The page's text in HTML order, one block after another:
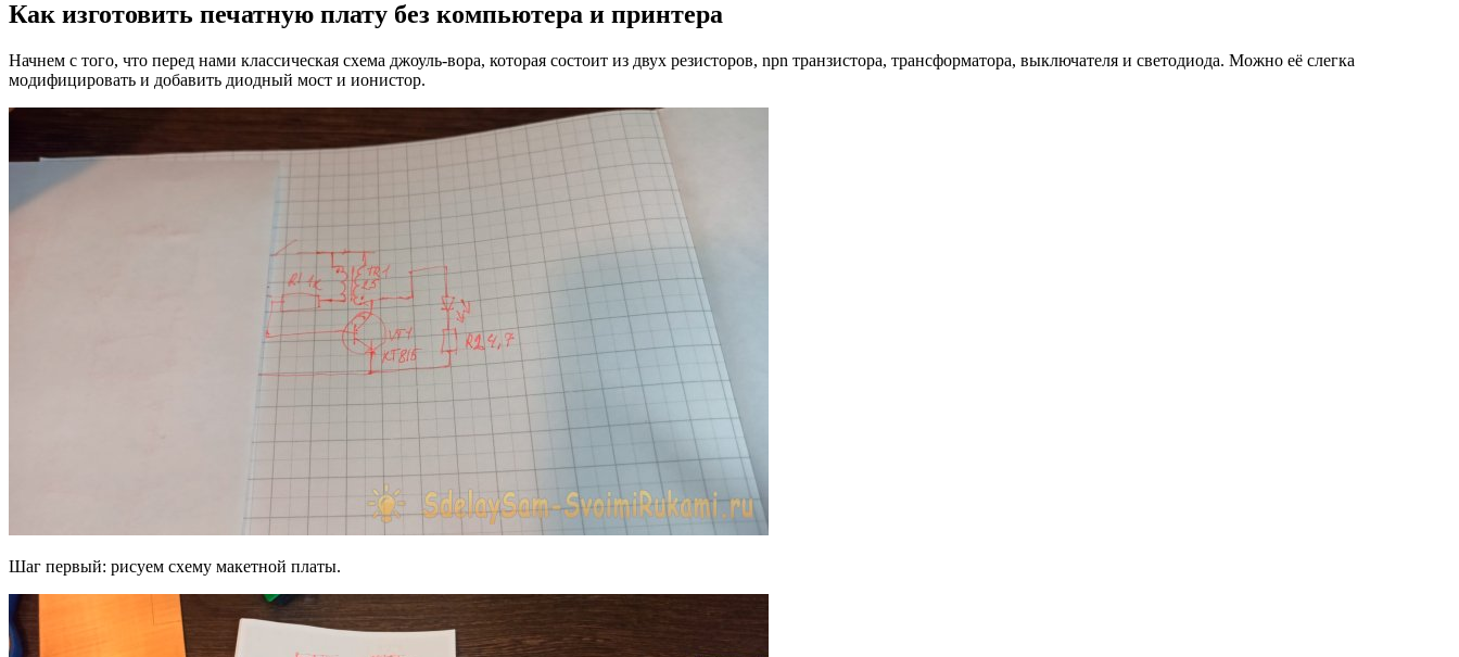
Как изготовить печатную плату без компьютера и принтера
Начнем с того, что перед нами классическая схема джоуль-вора, которая состоит из двух резисторов, npn транзистора, трансформатора, выключателя и светодиода. Можно её слегка
модифицировать и добавить диодный мост и ионистор.
Шаг первый: рисуем схему макетной платы.